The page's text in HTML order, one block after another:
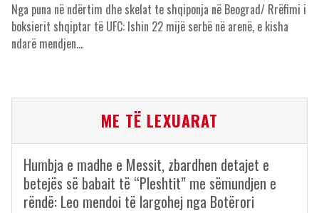
Nga puna në ndërtim dhe skelat te shqiponja në Beograd/ Rrëfimi i
boksierit shqiptar të UFC: Ishin 22 mijë serbë në arenë, e kisha
ndarë mendjen…
ME TË LEXUARAT
Humbja e madhe e Messit, zbardhen detajet e
betejës së babait të “Pleshtit” me sëmundjen e
rëndë: Leo mendoi të largohej nga Botërori